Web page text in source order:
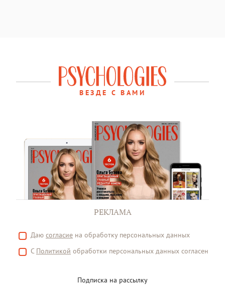
ВЕЗДЕ С ВАМИ
РЕКЛАМА
Даю согласие на обработку персональных данных
С Политикой обработки персональных данных согласен
Подписка на рассылку